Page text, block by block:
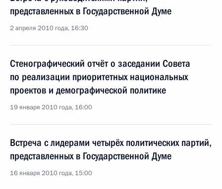
представленных в Государственной Думе
2 апреля 2010 года, 16:30
Стенографический отчёт о заседании Совета
по реализации приоритетных национальных
проектов и демографической политике
19 января 2010 года, 16:00
Встреча с лидерами четырёх политических партий,
представленных в Государственной Думе
16 января 2010 года, 15:00